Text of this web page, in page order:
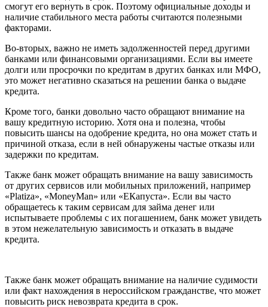
смогут его вернуть в срок. Поэтому официальные доходы и
наличие стабильного места работы считаются полезными
факторами.
Во-вторых, важно не иметь задолженностей перед другими
банками или финансовыми организациями. Если вы имеете
долги или просрочки по кредитам в других банках или МФО,
это может негативно сказаться на решении банка о выдаче
кредита.
Кроме того, банки довольно часто обращают внимание на
вашу кредитную историю. Хотя она и полезна, чтобы
повысить шансы на одобрение кредита, но она может стать и
причиной отказа, если в ней обнаружены частые отказы или
задержки по кредитам.
Также банк может обращать внимание на вашу зависимость
от других сервисов или мобильных приложений, например
«Platiza», «MoneyMan» или «ЕКапуста». Если вы часто
обращаетесь к таким сервисам для займа денег или
испытываете проблемы с их погашением, банк может увидеть
в этом нежелательную зависимость и отказать в выдаче
кредита.
Также банк может обращать внимание на наличие судимости
или факт нахождения в нероссийском гражданстве, что может
повысить риск невозврата кредита в срок.